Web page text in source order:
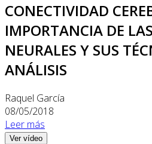
CONECTIVIDAD
IMPORTANCIA DE
NEURALES Y SUS
ANÁLISIS
Raquel García
08/05/2018
Leer más
Ver vídeo